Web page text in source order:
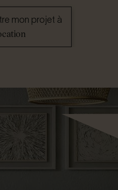
mon projet à